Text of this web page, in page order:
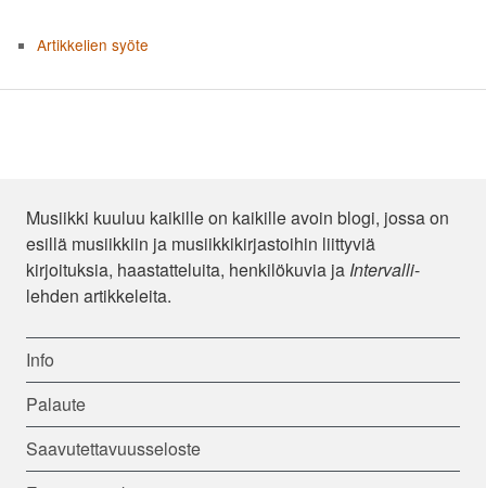
Artikkelien syöte
Musiikki kuuluu kaikille on kaikille avoin blogi, jossa on
esillä musiikkiin ja musiikkikirjastoihin liittyviä
kirjoituksia, haastatteluita, henkilökuvia ja Intervalli-
lehden artikkeleita.
Info
Palaute
Saavutettavuusseloste